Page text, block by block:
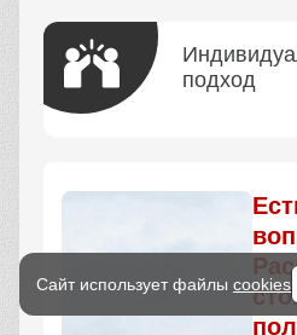
подход
Сайт использует файлы cookies